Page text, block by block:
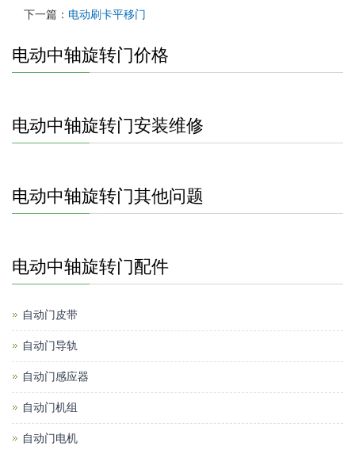
下一篇： 电动刷卡平移门
电动中轴旋转门价格
电动中轴旋转门安装维修
电动中轴旋转门其他问题
电动中轴旋转门配件
自动门皮带
自动门导轨
自动门感应器
自动门机组
自动门电机